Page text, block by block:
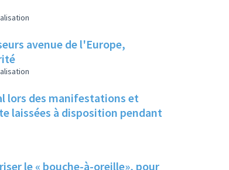
avenue de l'Europe,
lors des manifestations et
laissées à disposition pendant
le « bouche-à-oreille», pour